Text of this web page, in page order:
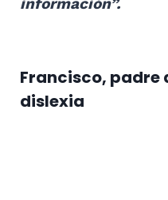
Francisco, padre
dislexia